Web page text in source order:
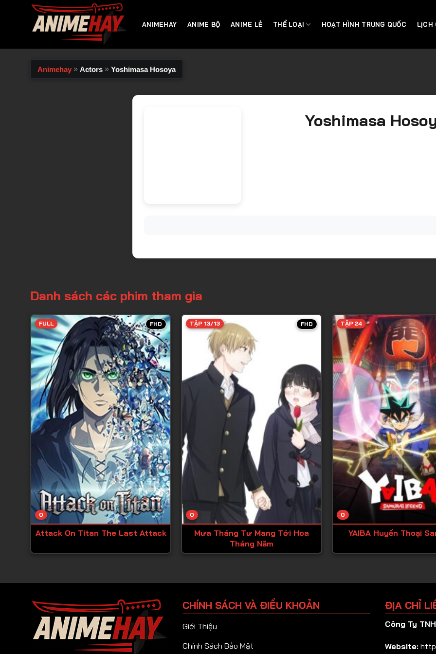
ANIMEHAY ANIME BỘ ANIME LẺ THỂ LOẠI HOẠT HÌNH TRUNG QUỐC LỊCH
Animehay » Actors » Yoshimasa Hosoya
Yoshimasa
Danh sách các phim tham gia
FHD
0
FULL
Attack On Titan The Last Attack
FHD
0
TẬP 13/13
Mưa Tháng Tư Mang Tới Hoa
Tháng Năm
0
TẬP 24
YAIBA Huyền Thoại
CHÍNH SÁCH VÀ ĐIỀU KHOẢN
Giới Thiệu
Chính Sách Bảo Mật
ĐỊA CHỈ
Công Ty
Website: